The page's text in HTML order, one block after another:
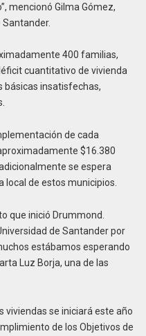
mencionó Gilma Gómez,
400 familias,
cuantitativo de vivienda
básicas insatisfechas,
de cada
$16.380
se espera
local de estos municipios.
que inició Drummond.
de Santander por
estábamos esperando
Luz Borja, una de las
viviendas se iniciará este año
de los Objetivos de